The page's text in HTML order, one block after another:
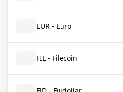
EUR - Euro
FIL - Filecoin